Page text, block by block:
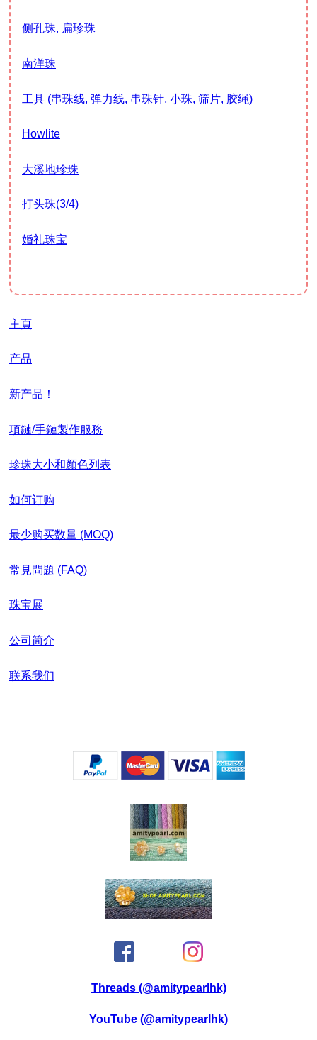
侧孔珠, 扁珍珠
南洋珠
工具 (串珠线, 弹力线, 串珠针, 小珠, 筛片, 胶绳)
Howlite
大溪地珍珠
打头珠(3/4)
婚礼珠宝
主頁
产品
新产品！
項鏈/手鏈製作服務
珍珠大小和颜色列表
如何订购
最少购买数量 (MOQ)
常見問題 (FAQ)
珠宝展
公司简介
联系我们
Threads (@amitypearlhk)
YouTube (@amitypearlhk)